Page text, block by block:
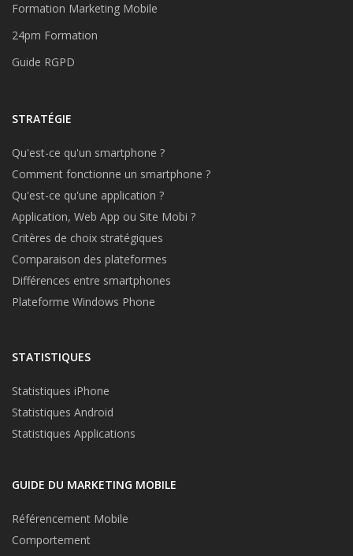
Formation Marketing Mobile
24pm Formation
Guide RGPD
STRATÉGIE
Qu'est-ce qu'un smartphone ?
Comment fonctionne un smartphone ?
Qu'est-ce qu'une application ?
Application, Web App ou Site Mobi ?
Critères de choix stratégiques
Comparaison des plateformes
Différences entre smartphones
Plateforme Windows Phone
STATISTIQUES
Statistiques iPhone
Statistiques Android
Statistiques Applications
GUIDE DU MARKETING MOBILE
Référencement Mobile
Comportement